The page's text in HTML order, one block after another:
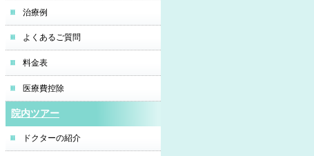
治療例
よくあるご質問
料金表
医療費控除
院内ツアー
ドクターの紹介